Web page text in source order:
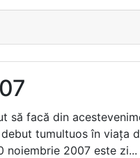
să facă din
tumultuos în viaţa
noiembrie 2007 este zi...